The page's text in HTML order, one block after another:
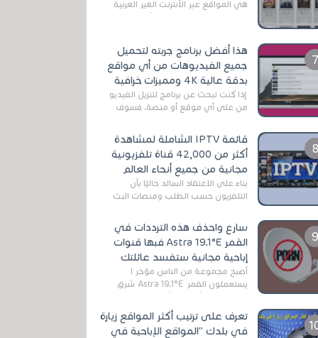
هي المواقع عبر الأنترنت الغير العربية
التي تقدم خدمة تحميل الأفلام على
هذا أفضل برنامج جربته لتحميل
جميع الفيديوهات من أي مواقع
بدقة عالية 4K ومميزات خرافية
إذا كنت تبحث عن برنامج لتنزيل الفيديو
من على أي موقع أو منصة، فسوف
الخاصة بالبرامج والتطبيقات في هذا
المج...
قائمة IPTV الشاملة لمشاهدة
أكثر من 42,000 قناة تلفزيونية
مجانية من جميع أنحاء العالم
بناءً على الاعتقاد السائد حاليًا بأن
التلفزيون حسب الطلب ومنصات البث
سارع واحذف هذه الترددات في
القمر Astra 19.1°E فبها قنوات
إباحية مجانية ستفسد عائلتك
أصبح مجموعة من الناس مؤخر ا
يستعملون القمر Astra 19.1°E شرق
قنوات مميزة جدا تنقل العديد من البرامج
اله...
تعرف على ترتيب أكثر المواقع زيارة
في بلدك "المواقع الإباحية في